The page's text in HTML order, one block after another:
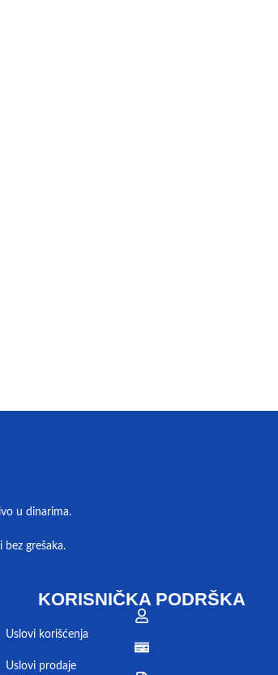
u dinarima.
grešaka.
KORISNIČKA PODRŠKA
Uslovi korišćenja
Uslovi prodaje